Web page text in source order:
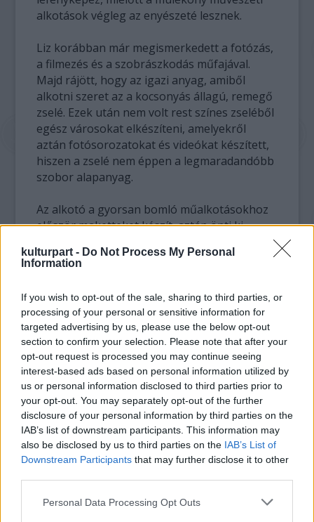
kulturpart - Do Not Process My Personal
Information
If you wish to opt-out of the sale, sharing to third parties, or
processing of your personal or sensitive information for
targeted advertising by us, please use the below opt-out
section to confirm your selection. Please note that after your
opt-out request is processed you may continue seeing
interest-based ads based on personal information utilized by
us or personal information disclosed to third parties prior to
your opt-out. You may separately opt-out of the further
disclosure of your personal information by third parties on the
IAB’s list of downstream participants. This information may
also be disclosed by us to third parties on the IAB’s List of
Downstream Participants that may further disclose it to other
Please note that this website/app uses one or more Google
Personal Data Processing Opt Outs
alkotások végleg az enyészeté lesznek.
Liz korábban már megismerkedett a fotózás,
a filmezés és a szobrászkodás műfajával.
Majd rájött, hogy az igazi anyag, amiből
alkotni szeret az a kocsonyás állagú, remegő
zselé. Ezek után nem volt rest színes zseléből
egész városokat elkészíteni, amelyekről
aztán fotósorozatokat és videókat készített,
hiszen a zselé nem éppen a legmaradandóbb
szobor alapanyag.
Az alkotó a gyorsan bomló műalkotásokhoz
először maketteket készít, aztán önti ki
installációt. A drámai hatás érdekében
világítják meg a félig meddig átlátszó
szobrokat.
A művésznő alkotásai olyan népszerűségre
tettek szert, hogy a San Francisco-t ábrázoló
zselé-installációja szerepelt többek közt a
The New York Times-ban, a Harper’s-ben és
a San Francisco Magazinban is.
Hogy mi lesz a szobrokkal a kiállítás után?
Arra az alábbi videóban láthatunk egy példát,
mikor az arizonai Scottsdale zseléből készült
mását maga Godzilla pusztította el.